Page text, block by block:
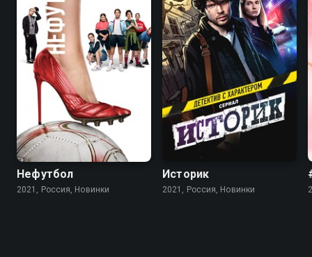
Нефутбол
2021, Россия, Новинки
Историк
2021, Россия, Новинки